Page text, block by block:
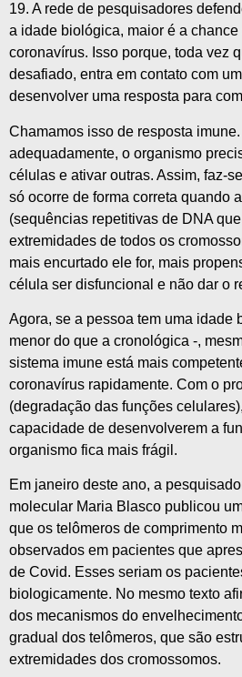
19. A rede de pesquisadores
a idade biológica, maior é a chance
coronavírus. Isso porque, toda vez
desafiado, entra em contato com
desenvolver uma resposta para
Chamamos isso de resposta
adequadamente, o organismo
células e ativar outras. Assim, faz-
só ocorre de forma correta quando
(sequências repetitivas de DNA
extremidades de todos os
mais encurtado ele for, mais
célula ser disfuncional e não dar o
Agora, se a pessoa tem uma idade
menor do que a cronológica -,
sistema imune está mais
coronavírus rapidamente. Com o
(degradação das funções
capacidade de desenvolverem a
organismo fica mais frágil.
Em janeiro deste ano, a
molecular Maria Blasco publicou
que os telômeros de comprimento
observados em pacientes que
de Covid. Esses seriam os
biologicamente. No mesmo texto
dos mecanismos do
gradual dos telômeros, que são
extremidades dos cromossomos.